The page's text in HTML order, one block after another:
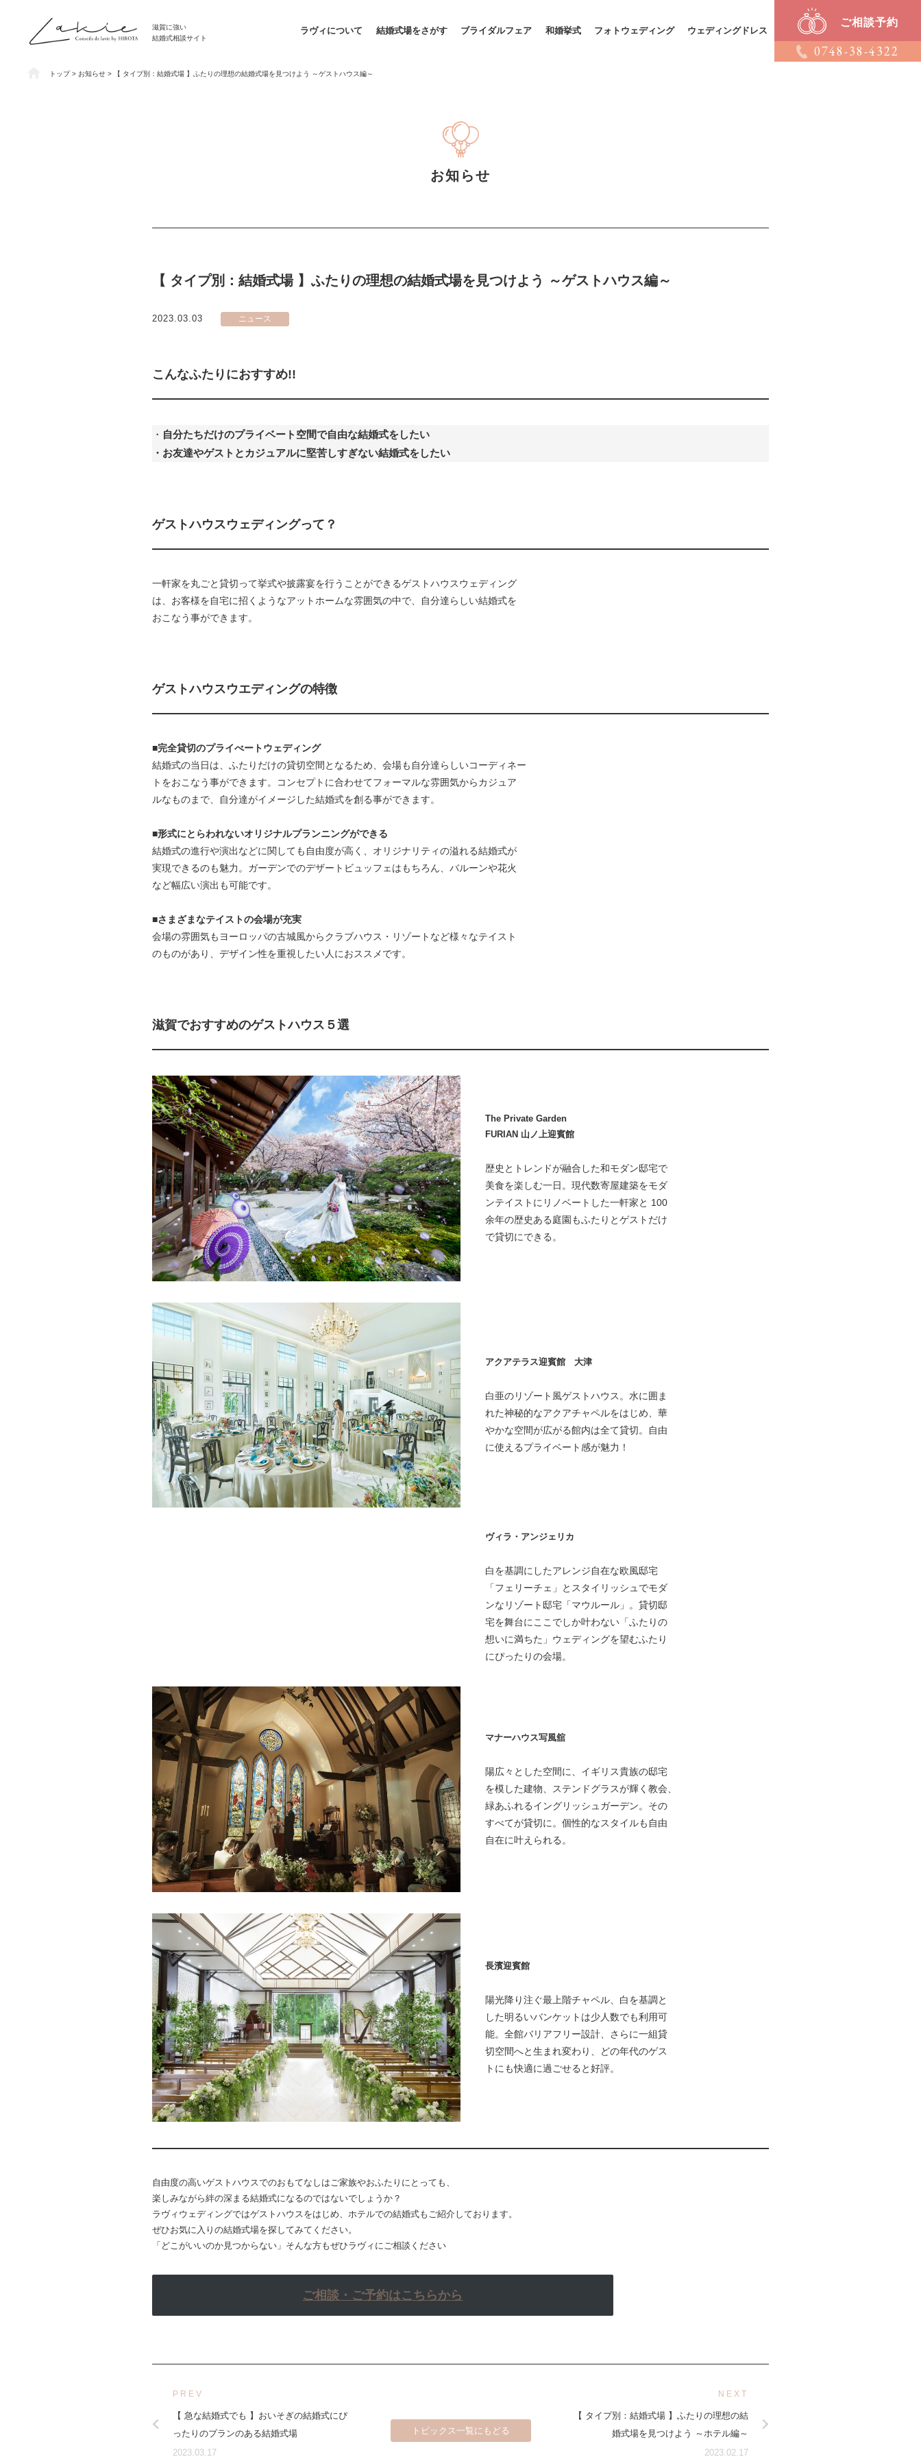
滋賀に強い
結婚式相談サイト
ご相談予約
0748-38-4322
ラヴィについて 結婚式場をさがす ブライダルフェア 和婚挙式 フォトウェディング ウェディングドレス
トップ> お知らせ > 【 タイプ別：結婚式場 】ふたりの理想の結婚式場を見つけよう ～ゲストハウス編～
お知らせ
【 タイプ別：結婚式場 】ふたりの理想の結婚式場を見つけよう ～ゲストハウス編～
2023.03.03 ニュース
こんなふたりにおすすめ!!
・ 自分たちだけのプライベート空間で自由な結婚式をしたい
・お友達やゲストとカジュアルに堅苦しすぎない結婚式をしたい
ゲストハウスウェディングって？
一軒家を丸ごと貸切って挙式や披露宴を行うことができるゲストハウスウェディング
は、お客様を自宅に招くようなアットホームな雰囲気の中で、自分達らしい結婚式を
おこなう事ができます。
ゲストハウスウエディングの特徴
■完全貸切のプライべートウェディング
結婚式の当日は、ふたりだけの貸切空間となるため、会場も自分達らしいコーディネー
トをおこなう事ができます。コンセプトに合わせてフォーマルな雰囲気からカジュア
ルなものまで、自分達がイメージした結婚式を創る事ができます。
■形式にとらわれないオリジナルプランニングができる
結婚式の進行や演出などに関しても自由度が高く、オリジナリティの溢れる結婚式が
実現できるのも魅力。ガーデンでのデザートビュッフェはもちろん、バルーンや花火
など幅広い演出も可能です。
■さまざまなテイストの会場が充実
会場の雰囲気もヨーロッパの古城風からクラブハウス・リゾートなど様々なテイスト
のものがあり、デザイン性を重視したい人におススメです。
滋賀でおすすめのゲストハウス５選
The Private Garden
FURIAN 山ノ上迎賓館
歴史とトレンドが融合した和モダン邸宅で
美食を楽しむ一日。現代数寄屋建築をモダ
ンテイストにリノベートした一軒家と 100
余年の歴史ある庭園もふたりとゲストだけ
で貸切にできる。
アクアテラス迎賓館 大津
白亜のリゾート風ゲストハウス。水に囲ま
れた神秘的なアクアチャペルをはじめ、華
やかな空間が広がる館内は全て貸切。自由
に使えるプライベート感が魅力！
ヴィラ・アンジェリカ
白を基調にしたアレンジ自在な欧風邸宅
「フェリーチェ」とスタイリッシュでモダ
ンなリゾート邸宅「マウルール」。貸切邸
宅を舞台にここでしか叶わない「ふたりの
想いに満ちた」ウェディングを望むふたり
にぴったりの会場。
マナーハウス写風舘
陽広々とした空間に、イギリス貴族の邸宅
を模した建物、ステンドグラスが輝く教会、
緑あふれるイングリッシュガーデン。その
すべてが貸切に。個性的なスタイルも自由
自在に叶えられる。
長濱迎賓館
陽光降り注ぐ最上階チャペル、白を基調と
した明るいバンケットは少人数でも利用可
能。全館バリアフリー設計、さらに一組貸
切空間へと生まれ変わり、どの年代のゲス
トにも快適に過ごせると好評。
自由度の高いゲストハウスでのおもてなしはご家族やおふたりにとっても、
楽しみながら絆の深まる結婚式になるのではないでしょうか？
ラヴィウェディングではゲストハウスをはじめ、ホテルでの結婚式もご紹介しております。
ぜひお気に入りの結婚式場を探してみてください。
「どこがいいのか見つからない」そんな方もぜひラヴィにご相談ください
ご相談・ご予約はこちらから
PREV
【 急な結婚式でも 】おいそぎの結婚式にぴ
ったりのプランのある結婚式場
2023.03.17
NEXT
【 タイプ別：結婚式場 】ふたりの理想の結
婚式場を見つけよう ～ホテル編～
2023.02.17
トピックス一覧にもどる